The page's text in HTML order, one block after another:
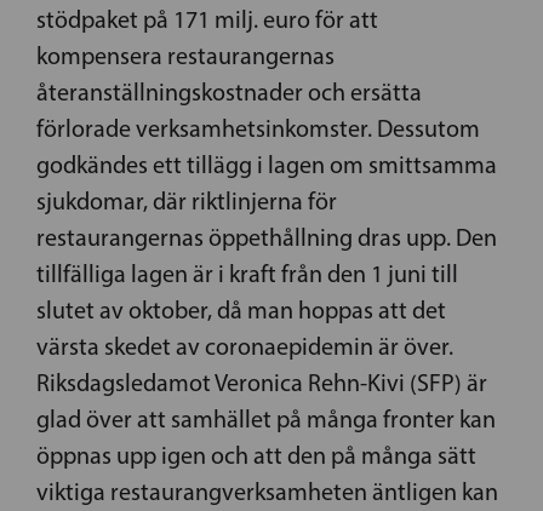
stödpaket på 171 milj. euro för att
kompensera restaurangernas
återanställningskostnader och ersätta
förlorade verksamhetsinkomster. Dessutom
godkändes ett tillägg i lagen om smittsamma
sjukdomar, där riktlinjerna för
restaurangernas öppethållning dras upp. Den
tillfälliga lagen är i kraft från den 1 juni till
slutet av oktober, då man hoppas att det
värsta skedet av coronaepidemin är över.
Riksdagsledamot Veronica Rehn-Kivi (SFP) är
glad över att samhället på många fronter kan
öppnas upp igen och att den på många sätt
viktiga restaurangverksamheten äntligen kan